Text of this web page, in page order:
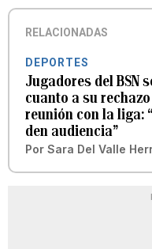
RELACIONADAS
DEPORTES
Jugadores del BSN
cuanto a su
reunión con la liga:
den audiencia”
Por Sara Del Valle